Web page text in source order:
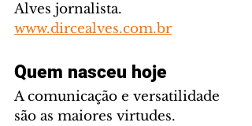
Alves jornalista.
www.dircealves.com.br
Quem nasceu hoje
A comunicação e versatilidade
são as maiores virtudes.